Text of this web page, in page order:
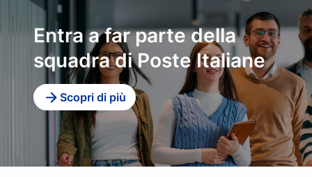
Entra a far parte della
squadra di Poste Italiane
Scopri di più